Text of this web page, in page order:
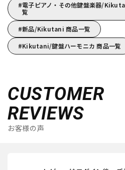
電子ピアノ・その他鍵盤楽器/
覧
新品/Kikutani 商品一覧
Kikutani/鍵盤ハーモニカ 商品一覧
CUSTOMER
REVIEWS
お客様の声